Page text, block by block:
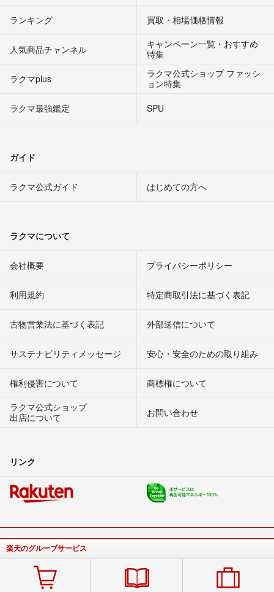
ランキング 買取・相場価格情報
人気商品チャンネル
キャンペーン一覧・おすすめ
特集
ラクマplus
ラクマ公式ショップ ファッシ
ョン特集
ラクマ最強鑑定
SPU
ガイド
ラクマ公式ガイド はじめての方へ
ラクマについて
会社概要 プライバシーポリシー
利用規約 特定商取引法に基づく表記
古物営業法に基づく表記 外部送信について
サステナビリティメッセージ 安心・安全のための取り組み
権利侵害について
商標権について
ラクマ公式ショップ
出店について
お問い合わせ
リンク
楽天のグループサービス